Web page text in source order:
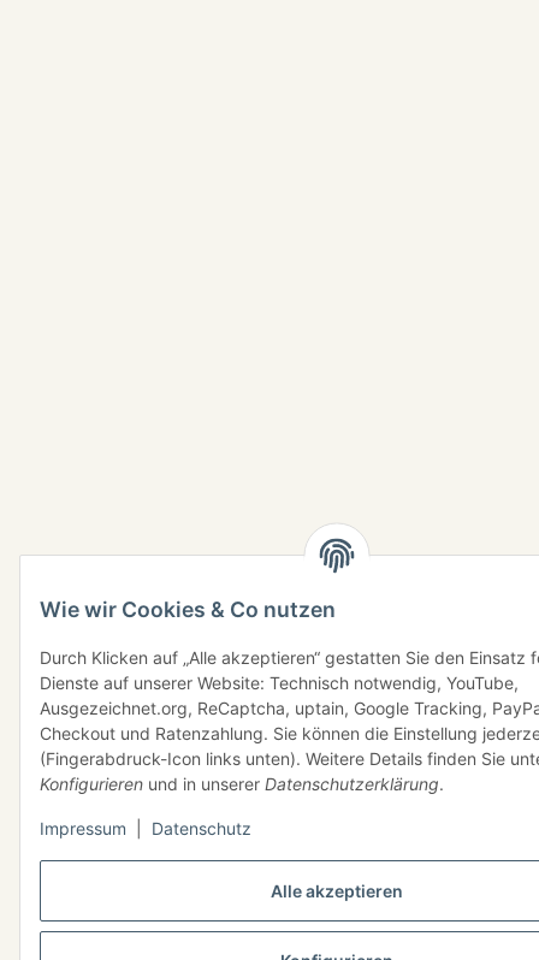
Alle akzeptieren
Wie wir Cookies & Co nutzen
Durch Klicken auf „Alle akzeptieren“ gestatten Sie den Einsatz
Dienste auf unserer Website: Technisch notwendig, YouTube,
Ausgezeichnet.org, ReCaptcha, uptain, Google Tracking,
Checkout und Ratenzahlung. Sie können die Einstellung
(Fingerabdruck-Icon links unten). Weitere Details finden Sie
Konfigurieren und in unserer Datenschutzerklärung.
Impressum Datenschutz